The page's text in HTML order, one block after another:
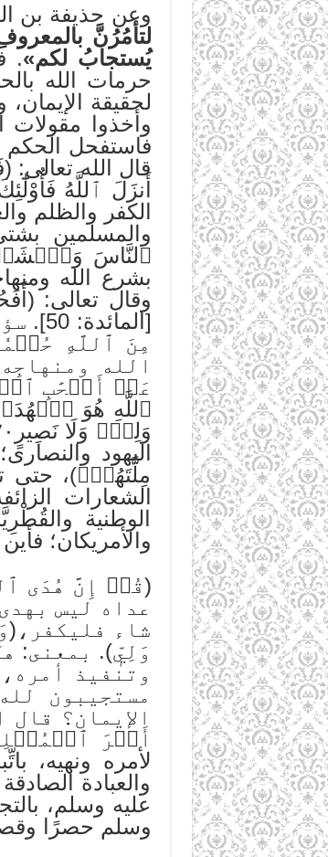
وعن حذيفة بن
لتأمُرُنَّ
يُستجابُ لكم».
حرمات الله
لحقيقة
وأخذوا مقولات
فاستفحل الحكم
قال الله
الكفر والظلم
والمسلمين
ٱلنَّاسَ
بشرع الله
مِنَ ٱللَّهِ
الله
ٱللَّهِ هُوَ
اليهود
مِلَّتَهُمۡۗ)، حتى
الشعارات
الوطنية
والأمريكان؛
(قُلۡ إِنَّ هُدَى
عداه ليس
شاء
وَلِيّٖ). بمعنى:
وتنفيذ
مستجيبون
الإيمان؟
لأمره ونهيه،
والعبادة
عليه وسلم،
وسلم حصرًا